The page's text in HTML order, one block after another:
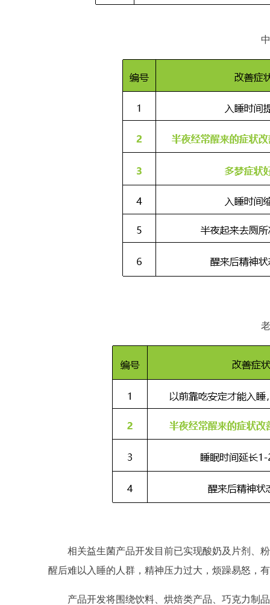
相关益生菌产品开发目前已实现酸奶及片剂、
醒后难以入睡的人群，精神压力过大，烦躁易怒，
产品开发将围绕饮料、烘焙类产品、巧克力制